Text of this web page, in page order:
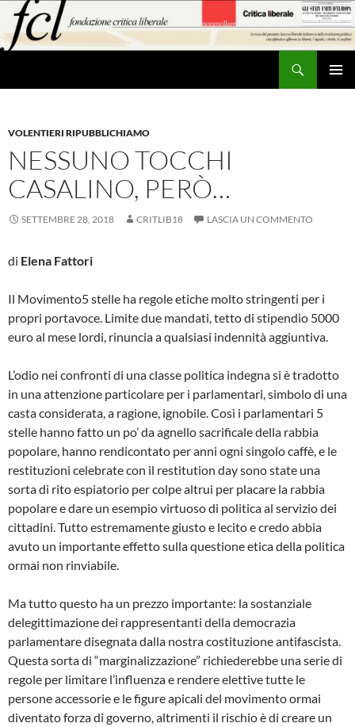
contenuto
VOLENTIERI RIPUBBLICHIAMO
NESSUNO TOCCHI
CASALINO, PERÒ…
SETTEMBRE 28, 2018 CRITLIB18 LASCIA UN COMMENTO
di Elena Fattori
Il Movimento5 stelle ha regole etiche molto stringenti per i
propri portavoce. Limite due mandati, tetto di stipendio 5000
euro al mese lordi, rinuncia a qualsiasi indennità aggiuntiva.
L’odio nei confronti di una classe politica indegna si è tradotto
in una attenzione particolare per i parlamentari, simbolo di una
casta considerata, a ragione, ignobile. Così i parlamentari 5
stelle hanno fatto un po’ da agnello sacrificale della rabbia
popolare, hanno rendicontato per anni ogni singolo caffè, e le
restituzioni celebrate con il restitution day sono state una
sorta di rito espiatorio per colpe altrui per placare la rabbia
popolare e dare un esempio virtuoso di politica al servizio dei
cittadini. Tutto estremamente giusto e lecito e credo abbia
avuto un importante effetto sulla questione etica della politica
ormai non rinviabile.
Ma tutto questo ha un prezzo importante: la sostanziale
delegittimazione dei rappresentanti della democrazia
parlamentare disegnata dalla nostra costituzione antifascista.
Questa sorta di “marginalizzazione” richiederebbe una serie di
regole per limitare l’influenza e rendere elettive tutte le
persone accessorie e le figure apicali del movimento ormai
diventato forza di governo, altrimenti il rischio è di creare un